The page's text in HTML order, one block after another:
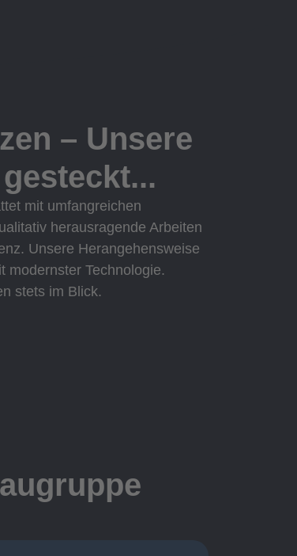
– Unsere
mit umfangreichen
herausragende Arbeiten
Unsere Herangehensweise
modernster Technologie.
stets im Blick.